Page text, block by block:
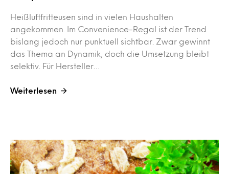
Heißluftfritteusen sind in vielen Haushalten
angekommen. Im Convenience-Regal ist der Trend
bislang jedoch nur punktuell sichtbar. Zwar gewinnt
das Thema an Dynamik, doch die Umsetzung bleibt
selektiv. Für Hersteller…
Weiterlesen